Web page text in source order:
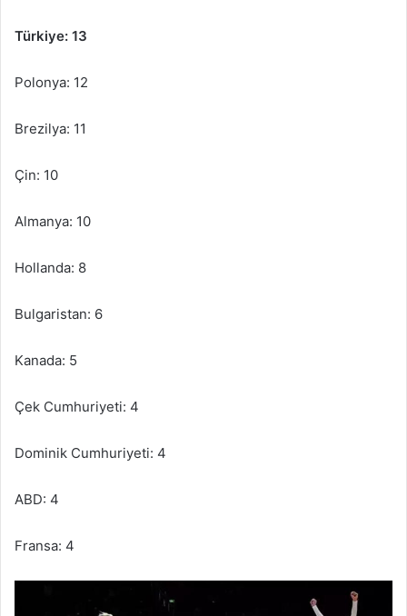
Türkiye: 13
Polonya: 12
Brezilya: 11
Çin: 10
Almanya: 10
Hollanda: 8
Bulgaristan: 6
Kanada: 5
Çek Cumhuriyeti: 4
Dominik Cumhuriyeti: 4
ABD: 4
Fransa: 4